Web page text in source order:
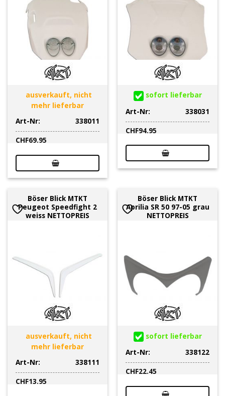
ausverkauft, nicht
mehr lieferbar
Art-Nr:
338011
CHF69.95
sofort lieferbar
Art-Nr:
338031
CHF94.95
Böser Blick MTKT
Peugeot Speedfight 2
weiss NETTOPREIS
ausverkauft, nicht
mehr lieferbar
Art-Nr:
338111
CHF13.95
Böser Blick MTKT
Aprilia SR 50 97-05 grau
NETTOPREIS
sofort lieferbar
Art-Nr:
338122
CHF22.45